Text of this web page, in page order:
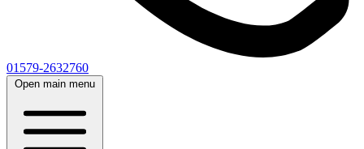
01579-2632760
Open main menu